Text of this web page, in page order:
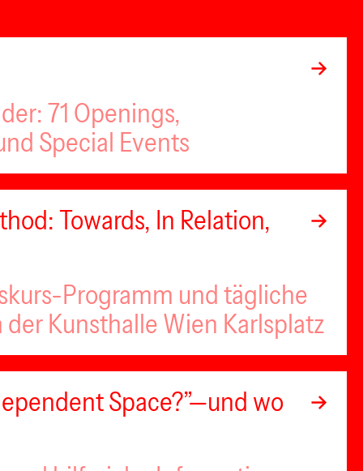
71 Openings,
Special Events
Towards, In Relation,
Programm und tägliche
der Kunsthalle Wien Karlsplatz
Space?”—und wo